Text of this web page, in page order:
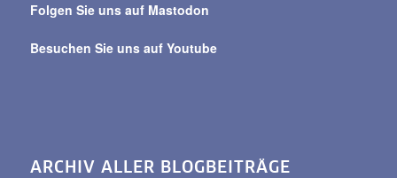
Folgen Sie uns auf Mastodon
Besuchen Sie uns auf Youtube
ARCHIV ALLER BLOGBEITRÄGE